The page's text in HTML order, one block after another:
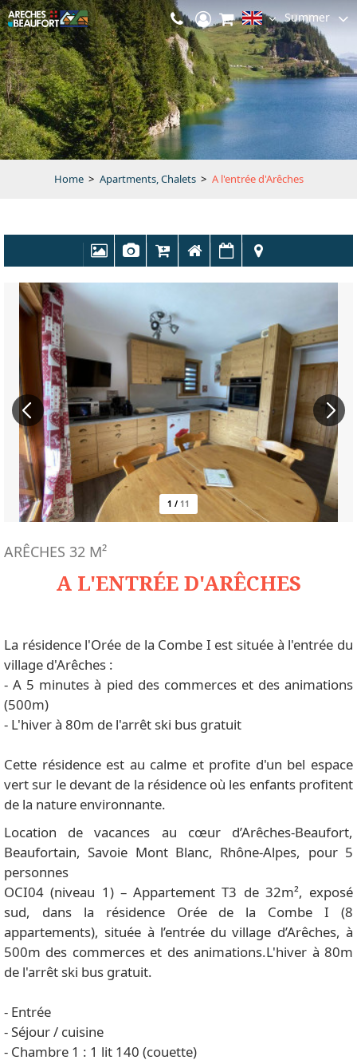
Summer
Home > Apartments, Chalets > A l'entrée d'Arêches
1 / 11
A L'ENTRÉE D'ARÊCHES
ARÊCHES 32 M²
La résidence l'Orée de la Combe I est située à l'entrée du
village d'Arêches :
- A 5 minutes à pied des commerces et des animations
(500m)
- L'hiver à 80m de l'arrêt ski bus gratuit
Cette résidence est au calme et profite d'un bel espace
vert sur le devant de la résidence où les enfants profitent
de la nature environnante.
Location de vacances au cœur d’Arêches-Beaufort,
Beaufortain, Savoie Mont Blanc, Rhône-Alpes, pour 5
personnes
OCI04 (niveau 1) – Appartement T3 de 32m², exposé
sud, dans la résidence Orée de la Combe I (8
appartements), située à l’entrée du village d’Arêches, à
500m des commerces et des animations.L'hiver à 80m
de l'arrêt ski bus gratuit.
- Entrée
- Séjour / cuisine
- Chambre 1 : 1 lit 140 (couette)